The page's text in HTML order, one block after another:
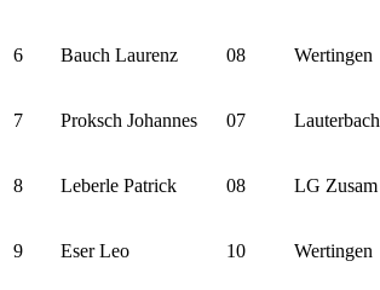
6 Bauch Laurenz 08 Wertingen
7 Proksch Johannes 07 Lauterbach
8 Leberle Patrick 08 LG Zusam
9 Eser Leo 10 Wertingen